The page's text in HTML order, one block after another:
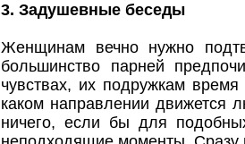
3. Задушевные беседы
Женщинам вечно нужно
большинство парней
чувствах, их подружкам
каком направлении движется
ничего, если бы для